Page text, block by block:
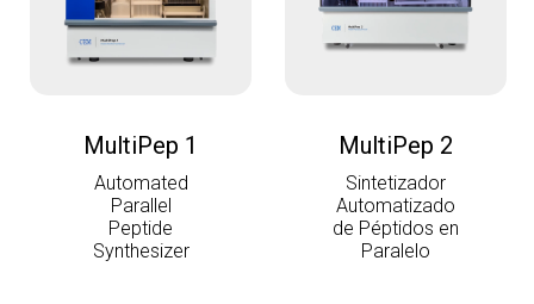
MultiPep 1
Automated
Parallel
Peptide
Synthesizer
MultiPep 2
Sintetizador
Automatizado
de Péptidos en
Paralelo